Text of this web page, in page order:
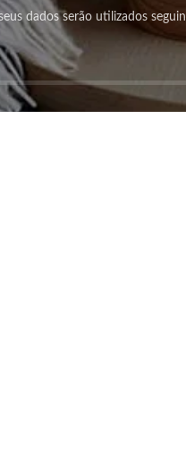
dados serão utilizados